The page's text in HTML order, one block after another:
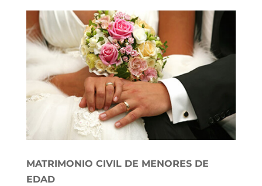
MATRIMONIO CIVIL DE MENORES DE
EDAD